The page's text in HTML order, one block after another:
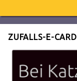
ZUFALLS-E-CARD